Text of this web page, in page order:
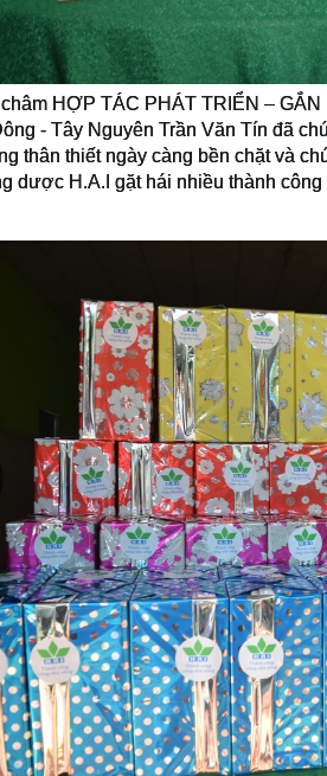
HỢP TÁC PHÁT TRIỂN – GẮN
- Tây Nguyên Trần Văn Tín đã
thân thiết ngày càng bền chặt và
dược H.A.I gặt hái nhiều thành